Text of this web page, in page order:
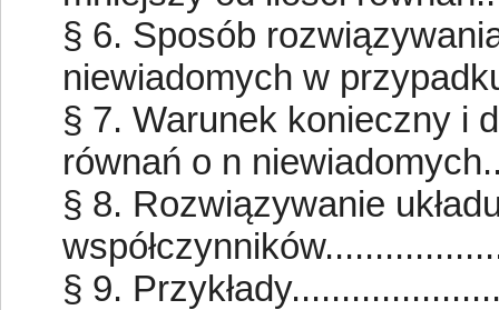
§ 6. Sposób
niewiadomych w
§ 7. Warunek konieczny i
równań o n
§ 8. Rozwiązywanie
§ 9.